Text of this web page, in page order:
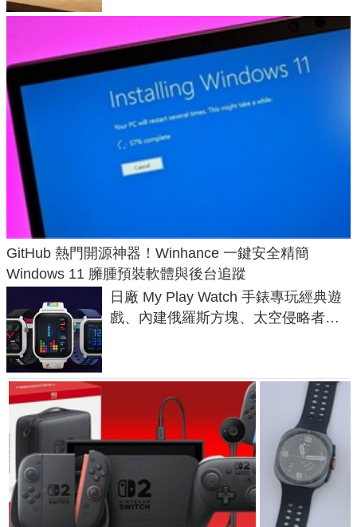
GitHub 熱門開源神器！Winhance 一鍵安全精簡
Windows 11 臃腫預裝軟體與後台追蹤
日廠 My Play Watch 手錶專玩經典遊
戲、內建俄羅斯方塊、太空侵略者，